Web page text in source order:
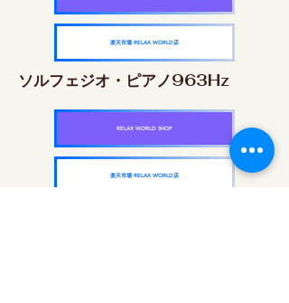
楽天市場 RELAX WORLD店
ソルフェジオ・ピアノ963Hz
RELAX WORLD SHOP
楽天市場 RELAX WORLD店